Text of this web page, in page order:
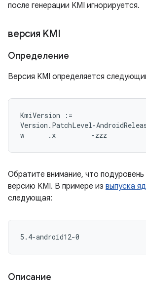
после генерации KMI игнорируется.
версия KMI
Определение
Версия KMI определяется
KmiVersion :=
Version.PatchLevel-
Обратите внимание, что подуровень
версию KMI. В примере из выпуска
следующая:
Описание